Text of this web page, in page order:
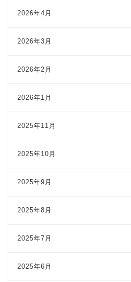
2026年4月
2026年3月
2026年2月
2026年1月
2025年11月
2025年10月
2025年9月
2025年8月
2025年7月
2025年6月